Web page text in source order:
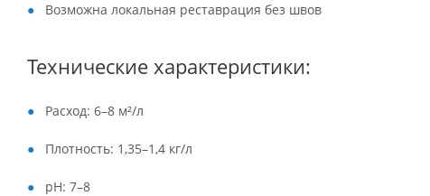
Возможна локальная реставрация без швов
Технические характеристики:
Расход: 6–8 м²/л
Плотность: 1,35–1,4 кг/л
pH: 7–8